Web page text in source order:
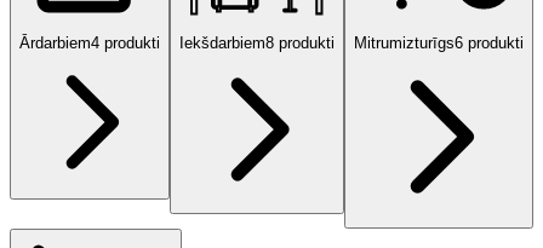
Ārdarbiem4 produkti Iekšdarbiem8 produkti Mitrumizturīgs6 produkti